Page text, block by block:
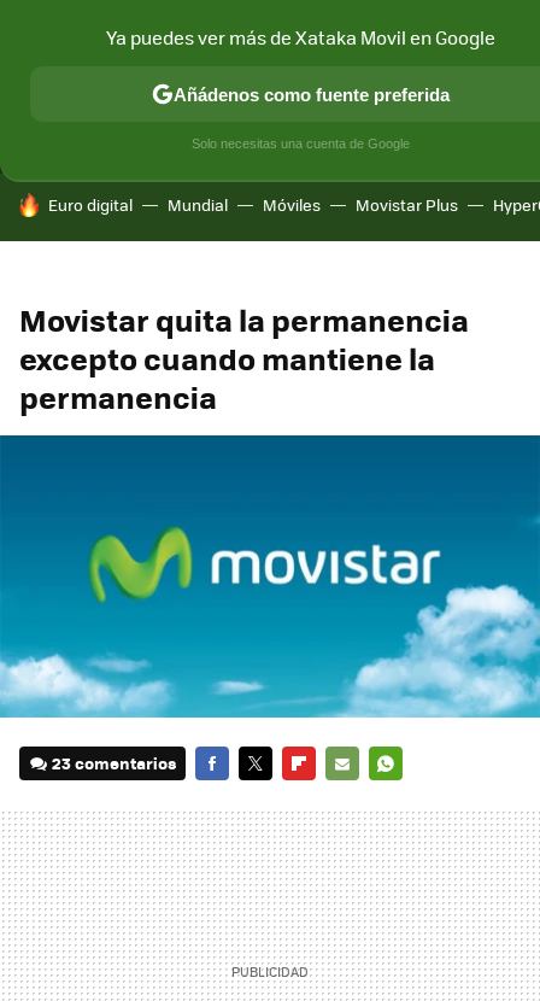
MÓVIL Y SOCIEDAD APLICACIONES
HOY SE HABLA DE
Euro digital Mundial Móviles Movistar Plus
Movistar quita la permanencia
excepto cuando mantiene la
permanencia
23 comentarios
MAIL
Ya puedes ver más de Xataka Movil en Google
Añádenos como fuente preferida
Solo necesitas una cuenta de Google